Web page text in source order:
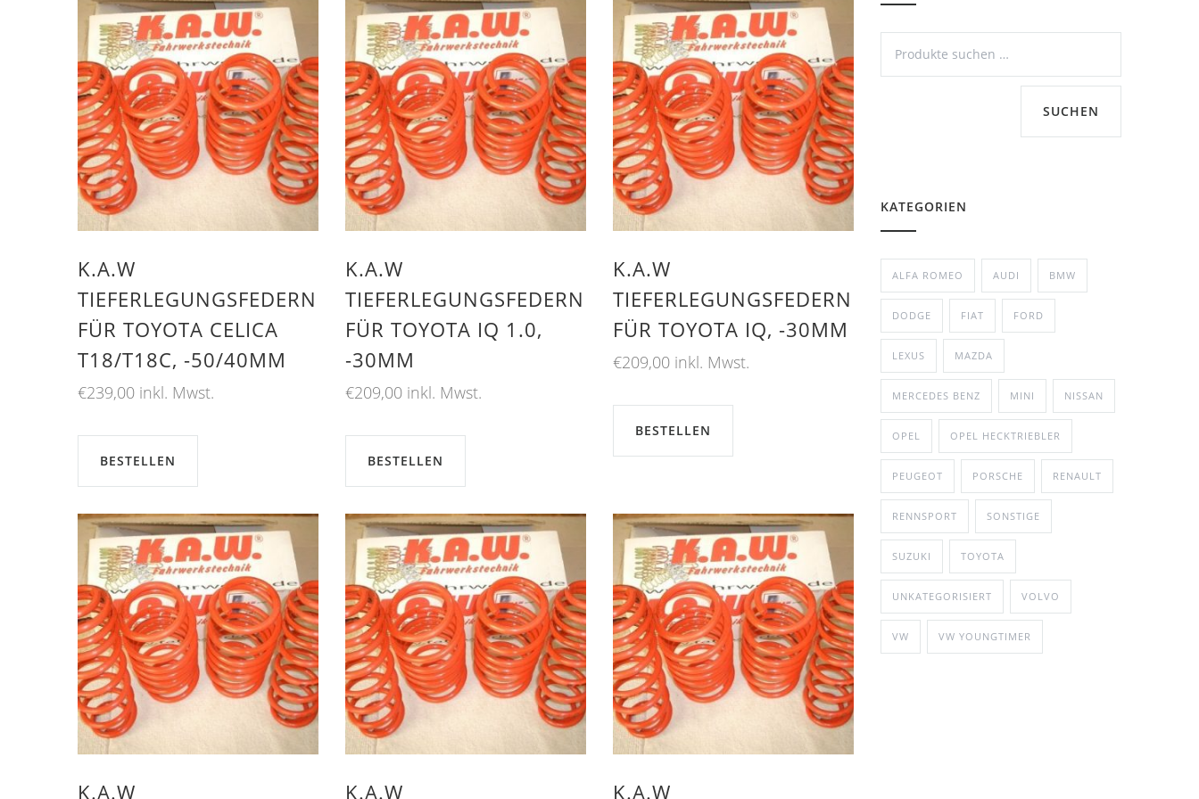
K.A.W
TIEFERLEGUNGSFEDERN
FÜR TOYOTA CELICA
T18/T18C, -50/40MM
€239,00 inkl. Mwst.
BESTELLEN
K.A.W
TIEFERLEGUNGSFEDERN
FÜR TOYOTA IQ 1.0,
-30MM
€209,00 inkl. Mwst.
BESTELLEN
K.A.W
TIEFERLEGUNGSFEDERN
FÜR TOYOTA IQ, -30MM
€209,00 inkl. Mwst.
BESTELLEN
K.A.W
K.A.W
K.A.W
SUCHEN
KATEGORIEN
ALFA ROMEO AUDI BMW
DODGE FIAT FORD
LEXUS MAZDA
MERCEDES BENZ MINI NISSAN
OPEL OPEL HECKTRIEBLER
PEUGEOT PORSCHE RENAULT
RENNSPORT SONSTIGE
SUZUKI TOYOTA
UNKATEGORISIERT VOLVO
VW VW YOUNGTIMER